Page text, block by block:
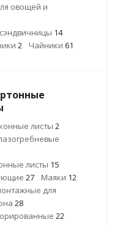
овощей и
14
2 Чайники 61
листы 2
листы 15
27 Маяки 12
для
28
22